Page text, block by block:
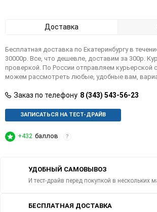
Доставка
Бесплатная доставка по Екатеринбургу в
30000р. Все, что дешевле, доставим за 300р.
проверкой. По России отправляем курьерской
можем рассмотреть любые, удобные вам,
Заказ по телефону 8 (343) 543-56-23
ЗАПИСАТЬСЯ НА ТЕСТ-ДРАЙВ
+432 баллов ?
УДОБНЫЙ САМОВЫВОЗ
И тест-драйв перед покупкой в нескольких
БЕСПЛАТНАЯ ДОСТАВКА